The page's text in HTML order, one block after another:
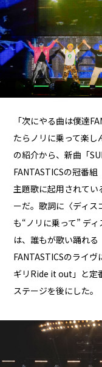
「次にやる曲は僕達
たらノリに乗って楽
の紹介から、新曲「
FANTASTICSの冠番組
主題歌に起用されて
ーだ。歌詞に〈ディス
も“ノリに乗って” デ
は、誰もが歌い踊れ
FANTASTICSのライ
ギリRide it out」と定
ステージを後にした。